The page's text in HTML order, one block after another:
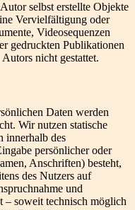
selbst erstellte Objekte
Vervielfältigung oder
Videosequenzen
gedruckten Publikationen
nicht gestattet.
Daten werden
Wir nutzen statische
innerhalb des
persönlicher oder
Anschriften) besteht,
des Nutzers auf
und
– soweit technisch möglich